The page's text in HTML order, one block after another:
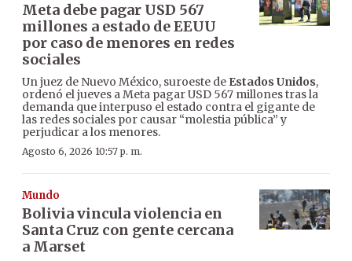
Meta debe pagar USD 567
millones a estado de EEUU
por caso de menores en redes
sociales
Un juez de Nuevo México, suroeste de Estados Unidos,
ordenó el jueves a Meta pagar USD 567 millones tras la
demanda que interpuso el estado contra el gigante de
las redes sociales por causar “molestia pública” y
perjudicar a los menores.
Agosto 6, 2026 10:57 p. m.
Mundo
Bolivia vincula violencia en
Santa Cruz con gente cercana
a Marset